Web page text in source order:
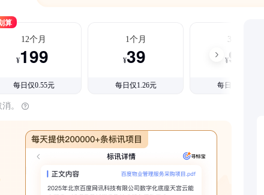
算
12个月
¥199
每日仅0.55元
1个月
¥39
每日仅1.26元
3个月
¥99
每日仅1.08元
。